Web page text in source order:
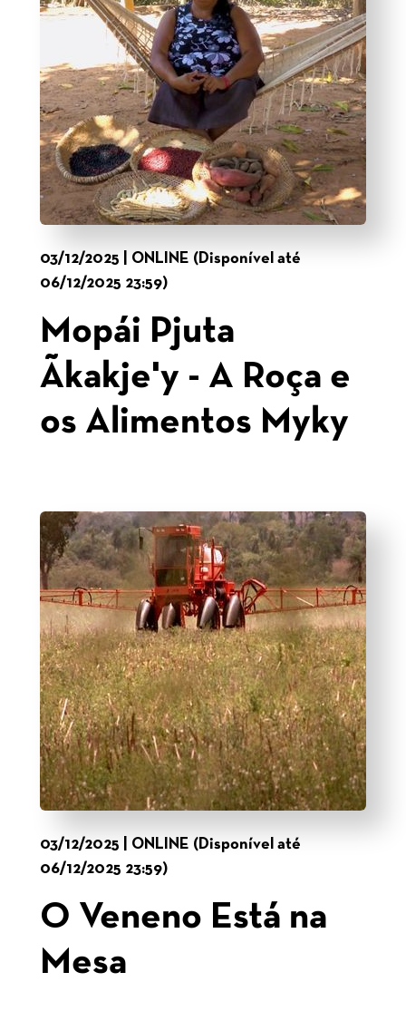
03/12/2025 | ONLINE (Disponível até
06/12/2025 23:59)
Mopái Pjuta
Ãkakje'y - A Roça e
os Alimentos Myky
03/12/2025 | ONLINE (Disponível até
06/12/2025 23:59)
O Veneno Está na
Mesa